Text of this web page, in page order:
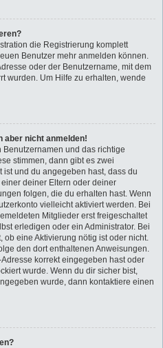
die Registrierung komplett
Benutzer mehr anmelden können.
oder der Benutzername, mit dem
wurden. Um Hilfe zu erhalten, wende
aber nicht anmelden!
und das richtige
stimmen, dann gibt es zwei
ist und du angegeben hast, dass du
deiner Eltern oder deiner
folgen, die du erhalten hast. Wenn
vielleicht aktiviert werden. Bei
Mitglieder erst freigeschaltet
erledigen oder ein Administrator. Bei
eine Aktivierung nötig ist oder nicht.
den dort enthaltenen Anweisungen.
korrekt eingegeben hast oder
wurde. Wenn du dir sicher bist,
wurde, dann kontaktiere einen